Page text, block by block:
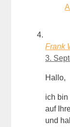
Frank
3.
Hallo,
ich bin
auf
und